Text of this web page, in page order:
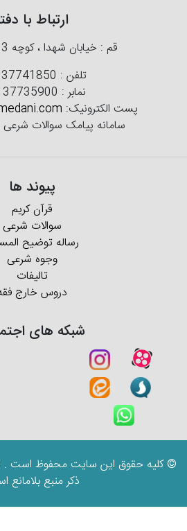
ارتباط با دفتر
قم : خیابان شهدا ، كوچه 33 ، پلاك 16
تلفن :37741850
نمابر :37735900
پست الکترونیک:
سامانه پیامک سوالات شرعی :
پیوند ها
قرآن کریم
سوالات شرعی
رساله توضیح
وجوه شرعی
تالیفات
دروس خارج فقه
شبکه های
© کلیه حقوق این سایت محفوظ است .
ذکر منبع بلامانع